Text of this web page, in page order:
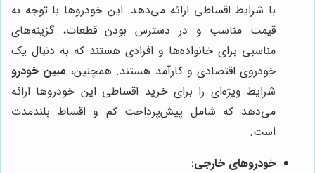
با شرایط اقساطی ارائه می‌دهد. این خودروها با توجه به
قیمت مناسب و در دسترس بودن قطعات، گزینه‌های
مناسبی برای خانواده‌ها و افرادی هستند که به دنبال یک
خودروی اقتصادی و کارآمد هستند. همچنین، مبین خودرو
شرایط ویژه‌ای را برای خرید اقساطی این خودروها ارائه
می‌دهد که شامل پیش‌پرداخت کم و اقساط بلندمدت
است.
خودروهای خارجی: